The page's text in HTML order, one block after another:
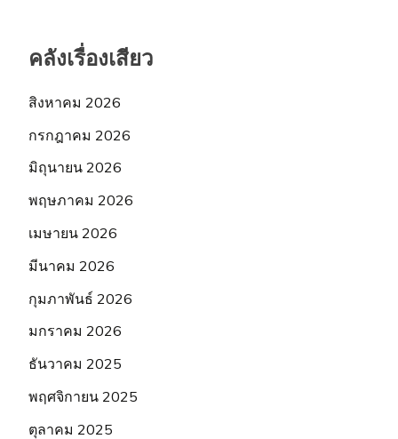
คลังเรื่องเสียว
สิงหาคม 2026
กรกฎาคม 2026
มิถุนายน 2026
พฤษภาคม 2026
เมษายน 2026
มีนาคม 2026
กุมภาพันธ์ 2026
มกราคม 2026
ธันวาคม 2025
พฤศจิกายน 2025
ตุลาคม 2025